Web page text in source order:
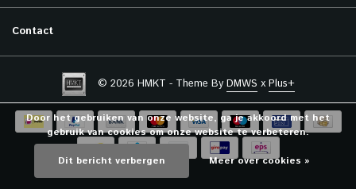
Contact
© 2026 HMKT - Theme By DMWS x Plus+
Door het gebruiken van onze website, ga je akkoord met het
gebruik van cookies om onze website te verbeteren.
Dit bericht verbergen Meer over cookies »